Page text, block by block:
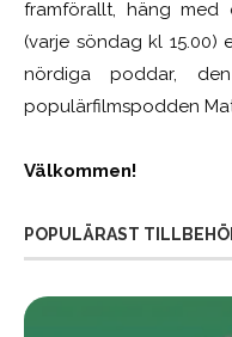
framförallt, häng med
(varje söndag kl
nördiga poddar,
populärfilmspodden
Välkommen!
POPULÄRAST